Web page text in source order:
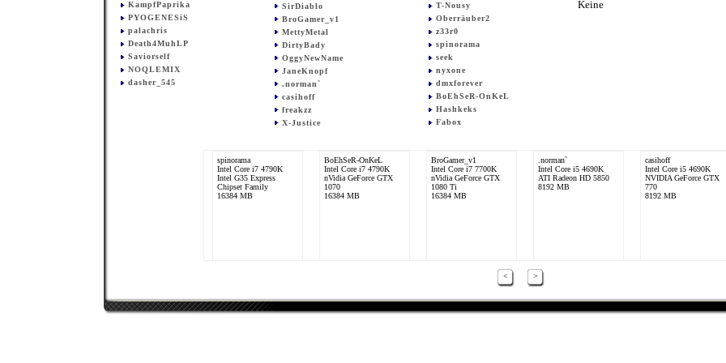
KampfPaprika
PYOGENESiS
palachris
Death4MuhLP
Saviorself
NOQLEMIX
dasher_545
SirDiablo
BroGamer_v1
MettyMetal
DirtyBady
OggyNewName
JaneKnopf
.norman`
casihoff
freakzz
X-Justice
T-Nousy
Oberräuber2
z33r0
spinorama
seek
nyxone
dmxforever
BoEhSeR-OnKeL
Hashkeks
Fabox
Keine
spinorama
Intel Core i7 4790K
Intel G35 Express
Chipset Family
16384 MB
BoEhSeR-OnKeL
Intel Core i7 4790K
nVidia GeForce GTX
1070
16384 MB
BroGamer_v1
Intel Core i7 7700K
nVidia GeForce GTX
1080 Ti
16384 MB
.norman`
Intel Core i5 4690K
ATI Radeon HD 5850
8192 MB
casihoff
Intel Core i5 4690K
NVIDIA GeForce GTX
770
8192 MB
970
16384 MB
< >